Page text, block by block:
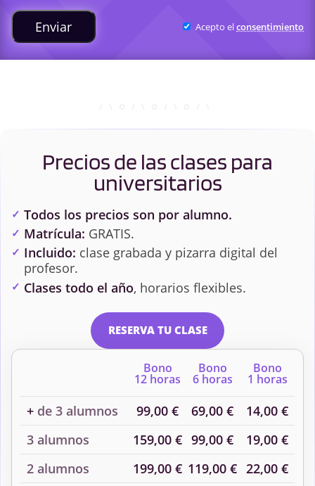
Enviar Acepto elconsentimiento
Precios de las clases para
universitarios
Todos los precios son por alumno.
Matrícula: GRATIS.
Incluido: clase grabada y pizarra digital del
profesor.
Clases todo el año, horarios flexibles.
RESERVA TU CLASE
Bono
12 horas
Bono
6 horas
Bono
1 horas
+ de 3 alumnos 99,00 € 69,00 €
14,00 €
3 alumnos
159,00 € 99,00 €
19,00 €
2 alumnos
199,00 € 119,00 € 22,00 €